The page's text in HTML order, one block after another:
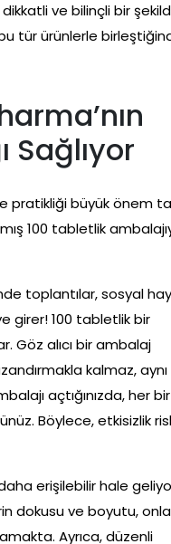
ve bilinçli bir
bu tür ürünlerle
Sağlıyor
pratikliği büyük önem
100 tabletlik
toplantılar, sosyal
girer! 100 tabletlik bir
Göz alıcı bir ambalaj
kalmaz, aynı
açtığınızda, her bir
Böylece, etkisizlik
erişilebilir hale
dokusu ve boyutu,
Ayrıca, düzenli